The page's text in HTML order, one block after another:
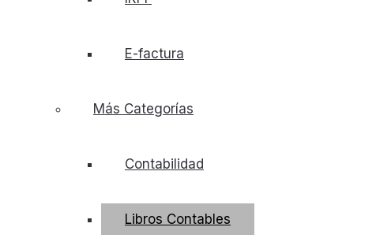
E-factura
Más Categorías
Contabilidad
Libros Contables